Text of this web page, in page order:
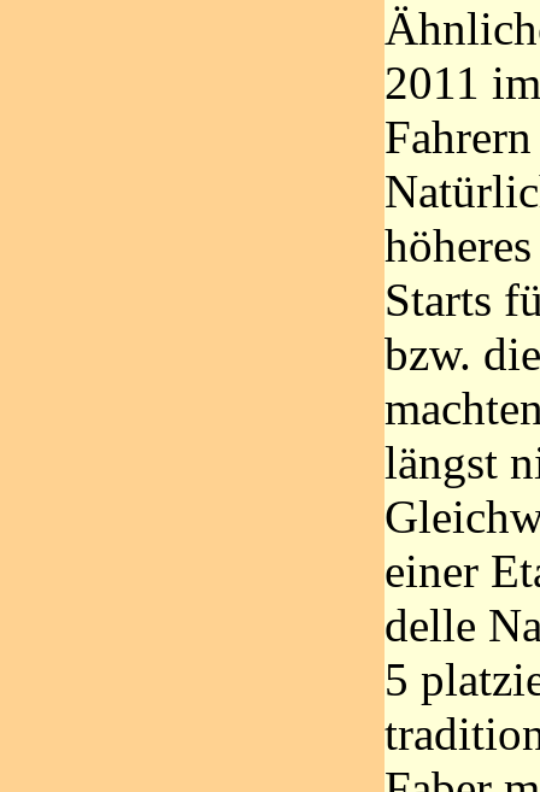
2011
Starts
bzw.
längst
einer
delle
5